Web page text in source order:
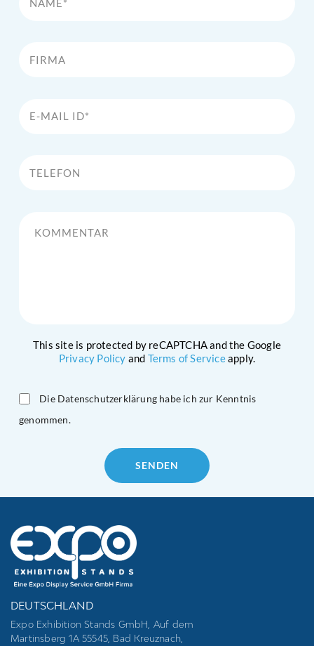
This site is protected by reCAPTCHA and the Google
Privacy Policy and Terms of Serviceapply.
Die Datenschutzerklärung habe ich zur Kenntnis
genommen.
empty.
DEUTSCHLAND
Expo Exhibition Stands GmbH, Auf dem
Martinsberg 1A 55545, Bad Kreuznach,